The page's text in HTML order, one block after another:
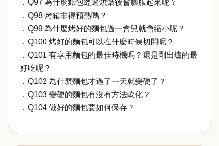
．Q97 為什麼麵包經過烘焙後會膨脹起來呢？
．Q98 烤箱非得預熱嗎？
．Q99 為什麼烤好的麵包過一會兒就會縮小呢？
．Q100 烤好的麵包可以在什麼時候切開呢？
．Q101 有享用麵包的最佳時機嗎？還是剛出爐的最
好吃呢？
．Q102 為什麼麵包才過了一天就變硬了？
．Q103 變硬的麵包有沒有方法軟化？
．Q104 做好的麵包要如何保存？